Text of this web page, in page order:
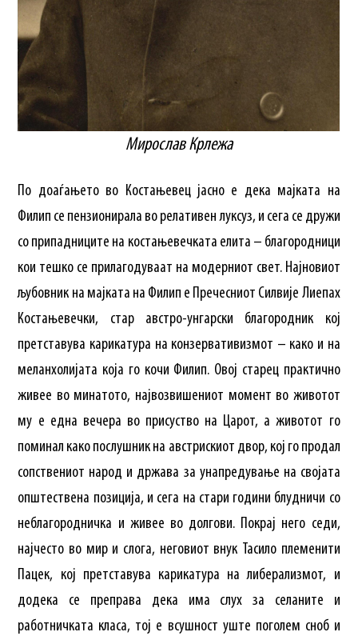
Мирослав Крлежа
По доаѓањето во Костањевец јасно е дека мајката на
Филип се пензионирала во релативен луксуз, и сега се дружи
со припадниците на костањевечката елита – благородници
кои тешко се прилагодуваат на модерниот свет. Најновиот
љубовник на мајката на Филип е Пречесниот Силвије Лиепах
Костањевечки, стар австро-унгарски благородник кој
претставува карикатура на конзервативизмот – како и на
меланхолијата која го кочи Филип. Овој старец практично
живее во минатото, највозвишениот момент во животот
му е една вечера во присуство на Царот, а животот го
поминал како послушник на австрискиот двор, кој го продал
сопствениот народ и држава за унапредување на својата
општествена позиција, и сега на стари години блудничи со
неблагородничка и живее во долгови. Покрај него седи,
најчесто во мир и слога, неговиот внук Тасило племенити
Пацек, кој претставува карикатура на либерализмот, и
додека се преправа дека има слух за селаните и
работничката класа, тој е всушност уште поголем сноб и